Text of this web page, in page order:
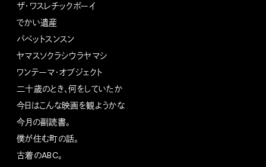
ザ・ワスレチックボーイ
でかい遺産
パペットスンスン
ヤマスソクラシウラヤマシ
ワンテーマ・オブジェクト
二十歳のとき、何をしていたか
今日はこんな映画を観ようかな
今月の副読書。
僕が住む町の話。
古着のABC。